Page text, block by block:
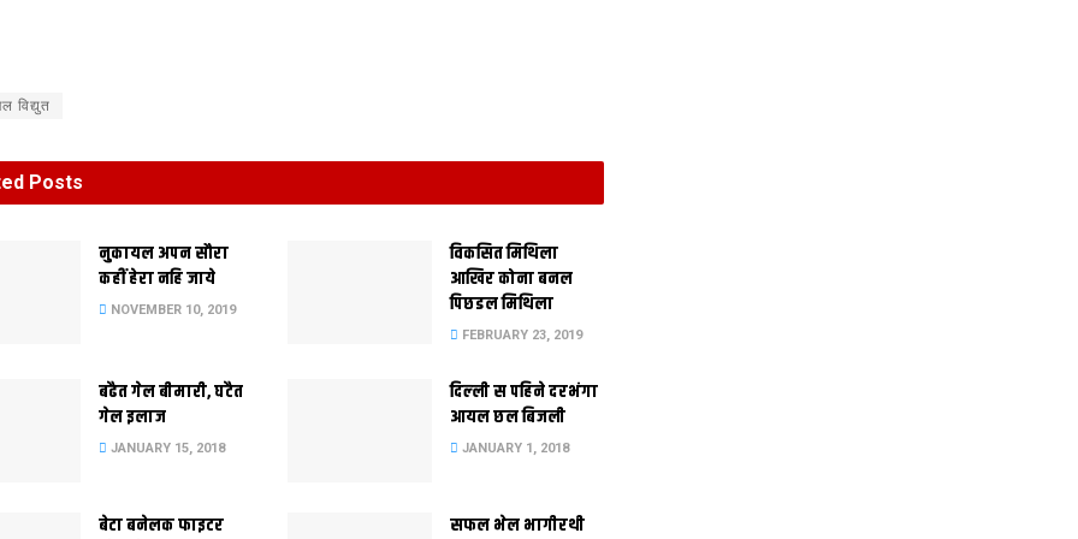
विद्युत
Posts
नुकायल अपन सौरा
कहीं हेरा नहि जाये
NOVEMBER 10, 2019
विकसित मिथिला
आखिर कोना बनल
पिछडल मिथिला
FEBRUARY 23, 2019
बढैत गेल बीमारी, घटैत
गेल इलाज
JANUARY 15, 2018
दिल्‍ली स पहिने दरभंगा
आयल छल बिजली
JANUARY 1, 2018
बेटा बनेलक फाइटर
सफल भेल भागीरथी